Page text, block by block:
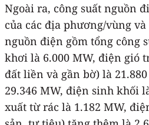
Ngoài ra, công suất nguồn
của các địa phương/vùng
nguồn điện gồm tổng công
khơi là 6.000 MW, điện gió
đất liền và gần bờ) là
29.346 MW, điện sinh khối
xuất từ rác là 1.182 MW,